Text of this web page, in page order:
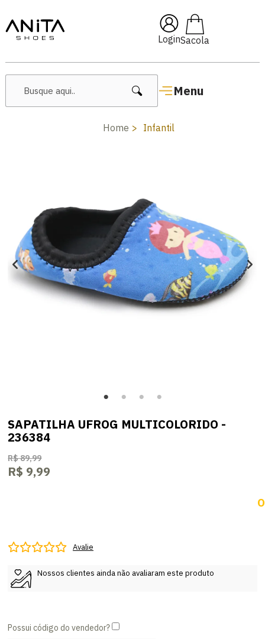
Login
Menu
Pai10
Home Infantil
SAPATILHA UFROG MULTICOLORIDO -
236384
R$ 89,99
R$ 9,99
Avalie
Nossos clientes ainda não avaliaram este produto